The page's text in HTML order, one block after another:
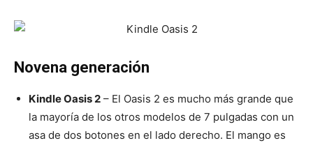
Novena generación
Kindle Oasis 2 – El Oasis 2 es mucho más grande que
la mayoría de los otros modelos de 7 pulgadas con un
asa de dos botones en el lado derecho. El mango es